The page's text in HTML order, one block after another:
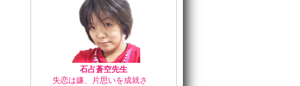
石占蒼空先生
失恋は嫌、片思いを成就さ